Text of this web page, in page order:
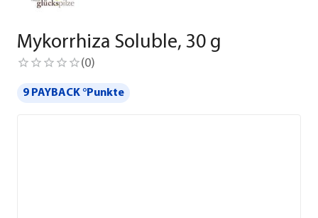
Mykorrhiza Soluble, 30 g
(0)
9 PAYBACK °Punkte